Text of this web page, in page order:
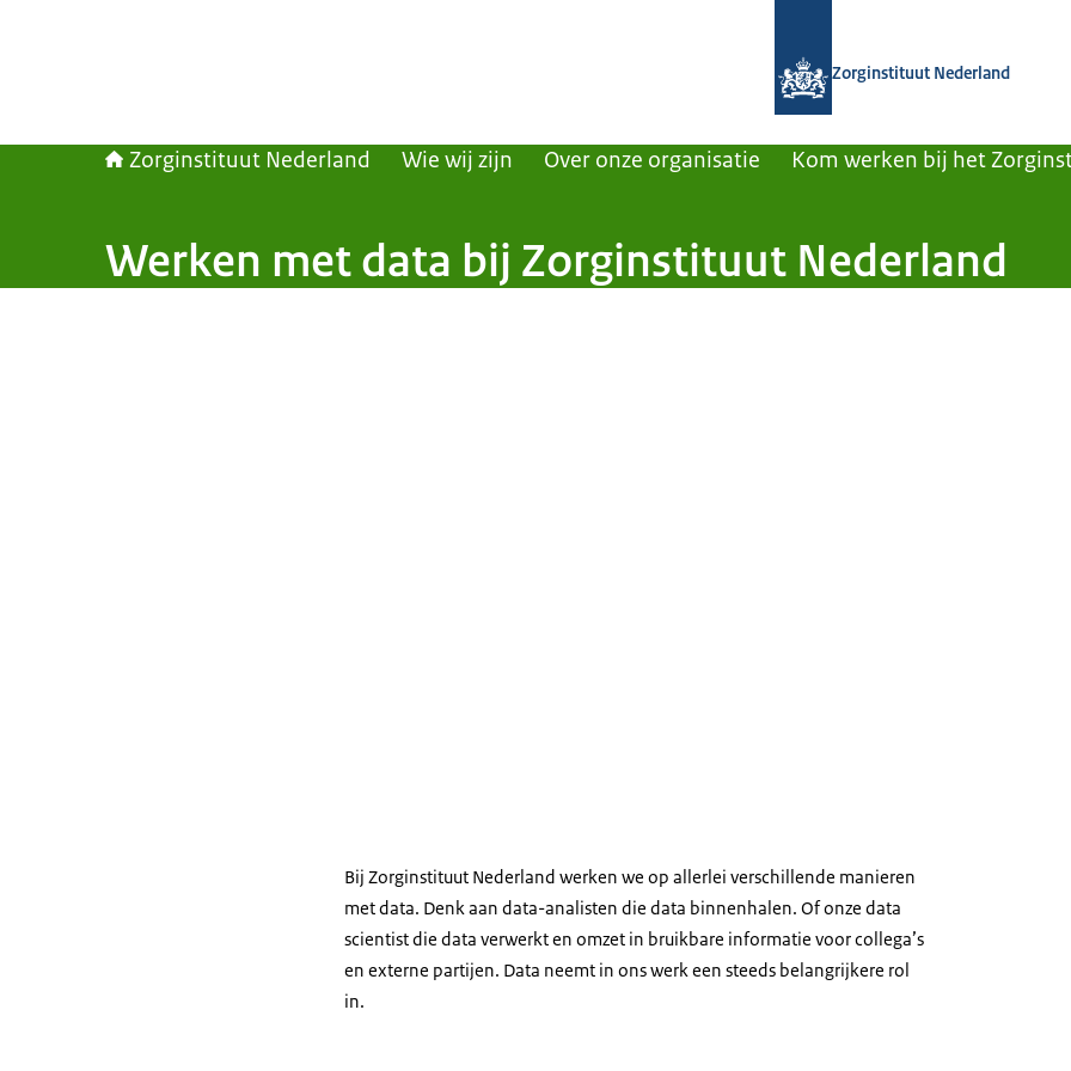
Zorginstituut Nederland
Zorginstituut Nederland Wie wij zijn Over onze organisatie Kom werken bij het
Werken met data bij Zorginstituut Nederland
Bij Zorginstituut Nederland werken we op allerlei verschillende manieren
met data. Denk aan data-analisten die data binnenhalen. Of onze data
scientist die data verwerkt en omzet in bruikbare informatie voor collega’s
en externe partijen. Data neemt in ons werk een steeds belangrijkere rol
in.